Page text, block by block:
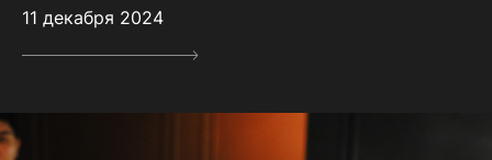
11 декабря 2024